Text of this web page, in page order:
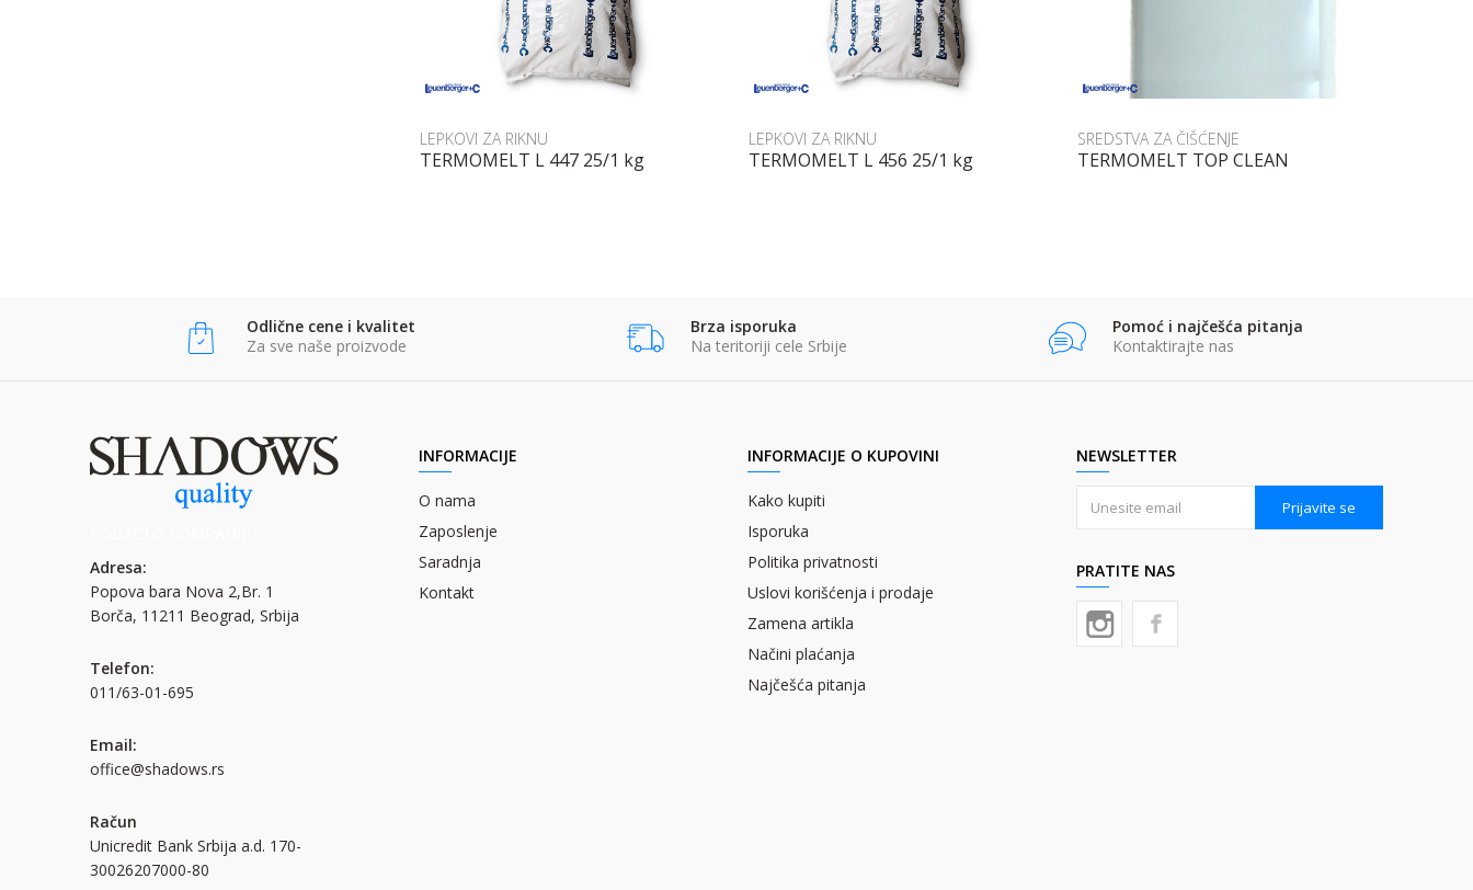
LEPKOVI ZA RIKNU
TERMOMELT L 447 25/1 kg
LEPKOVI ZA RIKNU
TERMOMELT L 456 25/1 kg
SREDSTVA ZA ČIŠĆENJE
TERMOMELT TOP CLEAN
Odlične cene i kvalitet
Za sve naše proizvode
Brza isporuka
Na teritoriji cele Srbije
Pomoć i najčešća pitanja
Kontaktirajte nas
Adresa:
Popova bara Nova 2,Br. 1
Borča, 11211 Beograd, Srbija
Telefon:
011/63-01-695
Email:
office@shadows.rs
Račun
Unicredit Bank Srbija a.d. 170-
30026207000-80
INFORMACIJE
O nama
Zaposlenje
Saradnja
Kontakt
INFORMACIJE O KUPOVINI
Kako kupiti
Isporuka
Politika privatnosti
Uslovi korišćenja i prodaje
Zamena artikla
Načini plaćanja
Najčešća pitanja
NEWSLETTER
Prijavite se
PRATITE NAS